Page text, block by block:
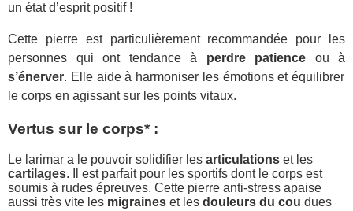
un état d’esprit positif !
Cette pierre est particulièrement recommandée pour les
personnes qui ont tendance à perdre patience ou à
s’énerver. Elle aide à harmoniser les émotions et équilibrer
le corps en agissant sur les points vitaux.
Vertus sur le corps* :
Le larimar a le pouvoir solidifier les articulations et les
cartilages. Il est parfait pour les sportifs dont le corps est
soumis à rudes épreuves. Cette pierre anti-stress apaise
aussi très vite les migraines et les douleurs du cou dues